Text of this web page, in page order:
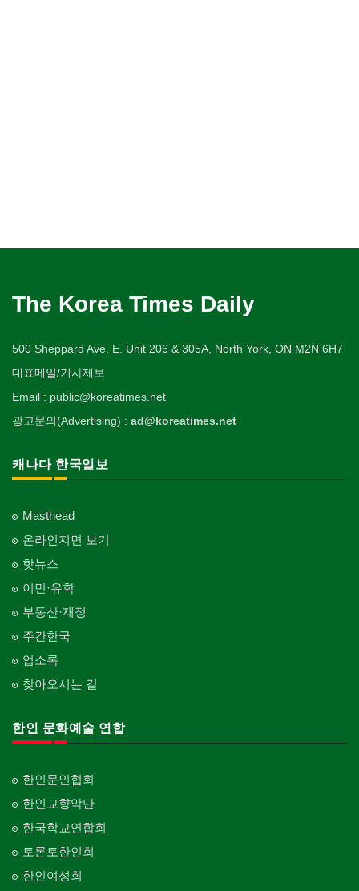
The Korea Times Daily
500 Sheppard Ave. E. Unit 206 & 305A, North York, ON M2N 6H7
대표메일/기사제보
Email : public@koreatimes.net
광고문의(Advertising) : ad@koreatimes.net
캐나다 한국일보
Masthead
온라인지면 보기
핫뉴스
이민·유학
부동산·재정
주간한국
업소록
찾아오시는 길
한인 문화예술 연합
한인문인협회
한인교향악단
한국학교연합회
토론토한인회
한인여성회